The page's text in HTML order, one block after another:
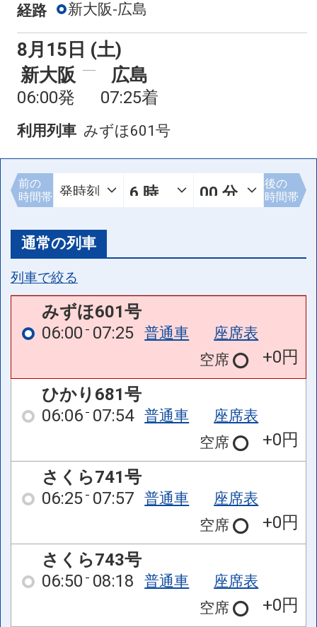
経路 新大阪-広島
8月15日 (土)
新大阪
06:00発
広島
07:25着
利用列車 みずほ601号
前の
時間帯
後の
時間帯
通常の列車
列車で絞る
みずほ601号
06:00 07:25 普通車
座席表
空席
+0円
ひかり681号
06:06 07:54 普通車
座席表
空席
+0円
さくら741号
06:25 07:57 普通車
座席表
空席
+0円
さくら743号
06:50 08:18 普通車
座席表
空席
+0円